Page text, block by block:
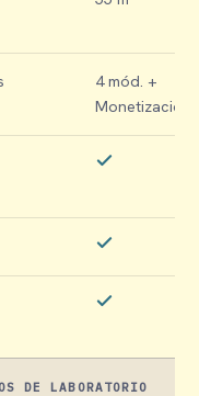
4 mód. +
Monetización
DE LABORATORIO